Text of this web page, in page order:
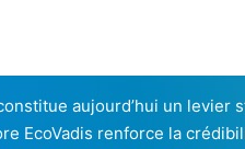
aujourd’hui un
EcoVadis renforce la